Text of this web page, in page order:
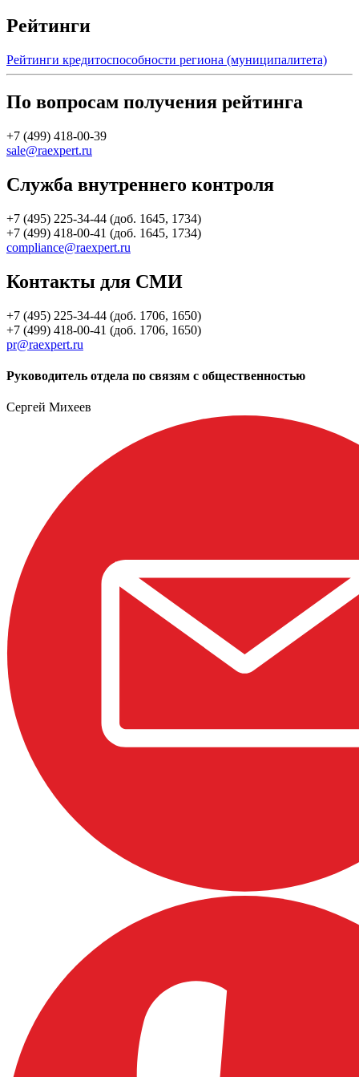
Рейтинги
Рейтинги кредитоспособности региона (муниципалитета)
По вопросам получения рейтинга
+7 (499) 418-00-39
sale@raexpert.ru
Служба внутреннего контроля
+7 (495) 225-34-44 (доб. 1645, 1734)
+7 (499) 418-00-41 (доб. 1645, 1734)
compliance@raexpert.ru
Контакты для СМИ
+7 (495) 225-34-44 (доб. 1706, 1650)
+7 (499) 418-00-41 (доб. 1706, 1650)
pr@raexpert.ru
Руководитель отдела по связям с общественностью
Сергей Михеев